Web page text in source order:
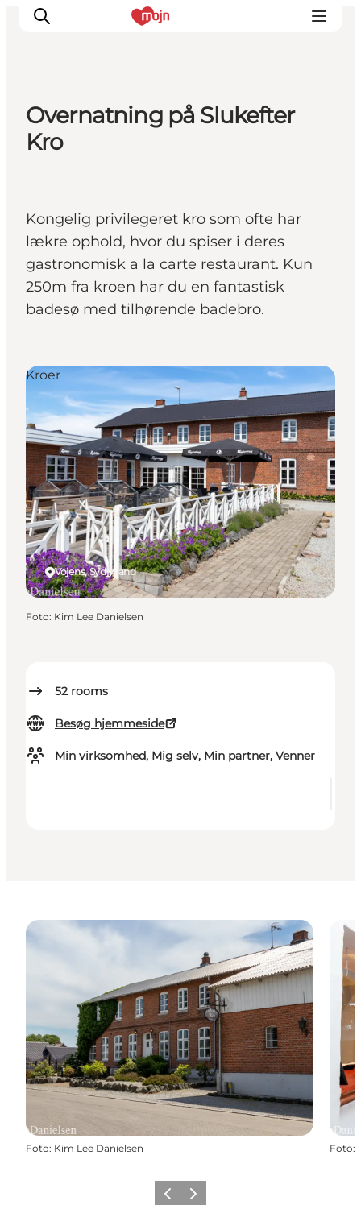
Oplevelser
Planlæg din ferie
Booking
Overnatning på Slukefter
Kro
Kongelig privilegeret kro som ofte har
lækre ophold, hvor du spiser i deres
gastronomisk a la carte restaurant. Kun
250m fra kroen har du en fantastisk
badesø med tilhørende badebro.
52 rooms
Besøg hjemmeside
Min virksomhed, Mig selv, Min partner, Venner
Vojens, Sydjylland
Kroer
Foto: Kim Lee Danielsen
Foto: Kim Lee Danielsen Foto:
ForrigeNæste